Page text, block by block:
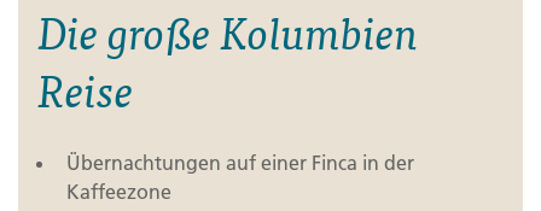
Die große Kolumbien
Reise
Übernachtungen auf einer Finca in der
Kaffeezone